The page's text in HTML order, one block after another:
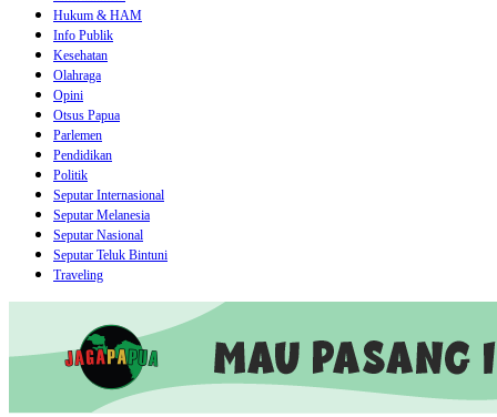
Hukum & HAM
Info Publik
Kesehatan
Olahraga
Opini
Otsus Papua
Parlemen
Pendidikan
Politik
Seputar Internasional
Seputar Melanesia
Seputar Nasional
Seputar Teluk Bintuni
Traveling